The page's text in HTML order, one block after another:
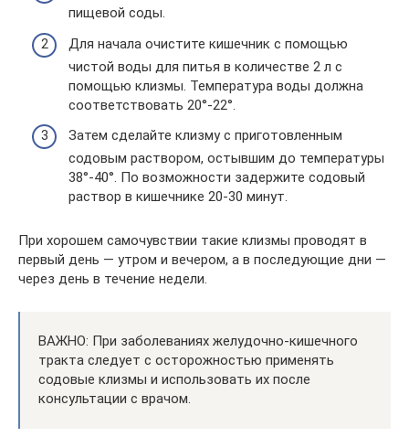
пищевой соды.
Для начала очистите кишечник с помощью
чистой воды для питья в количестве 2 л с
помощью клизмы. Температура воды должна
соответствовать 20°-22°.
Затем сделайте клизму с приготовленным
содовым раствором, остывшим до температуры
38°-40°. По возможности задержите содовый
раствор в кишечнике 20-30 минут.
При хорошем самочувствии такие клизмы проводят в
первый день — утром и вечером, а в последующие дни —
через день в течение недели.
ВАЖНО: При заболеваниях желудочно-кишечного
тракта следует с осторожностью применять
содовые клизмы и использовать их после
консультации с врачом.